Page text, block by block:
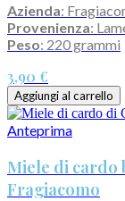
Azienda:
Provenienza:
Peso: 220 grammi
3,90 €
Aggiungi al carrello
Anteprima
Miele di cardo
Fragiacomo